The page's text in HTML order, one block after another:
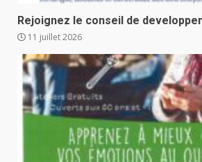
Rejoignez le conseil de
11 juillet 2026